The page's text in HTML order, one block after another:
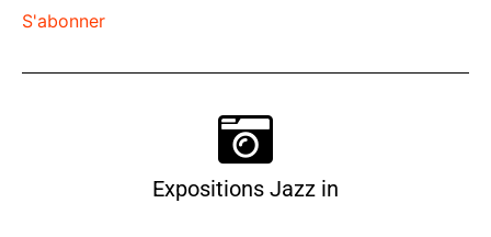
S'abonner
Expositions Jazz in